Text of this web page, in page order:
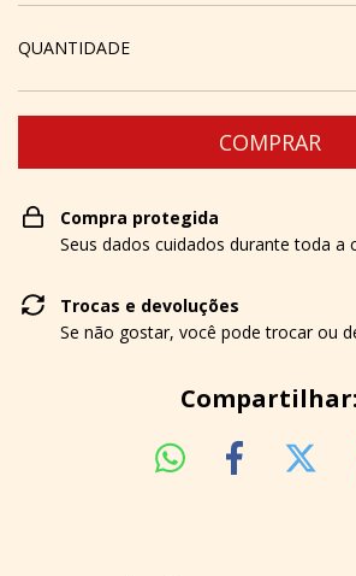
QUANTIDADE
Compra protegida
Seus dados cuidados durante toda a
Trocas e devoluções
Se não gostar, você pode trocar ou
Compartilhar: